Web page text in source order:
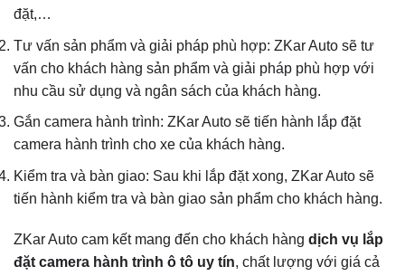
đặt,…
Tư vấn sản phẩm và giải pháp phù hợp: ZKar Auto sẽ tư
vấn cho khách hàng sản phẩm và giải pháp phù hợp với
nhu cầu sử dụng và ngân sách của khách hàng.
Gắn camera hành trình: ZKar Auto sẽ tiến hành lắp đặt
camera hành trình cho xe của khách hàng.
Kiểm tra và bàn giao: Sau khi lắp đặt xong, ZKar Auto sẽ
tiến hành kiểm tra và bàn giao sản phẩm cho khách hàng.
ZKar Auto cam kết mang đến cho khách hàng dịch vụ lắp
đặt camera hành trình ô tô uy tín, chất lượng với giá cả